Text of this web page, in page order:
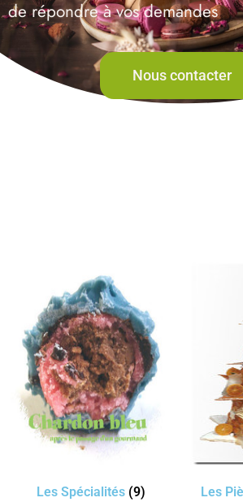
de répondre à vos demandes
Nous contacter
Les Spécialités (9) Les